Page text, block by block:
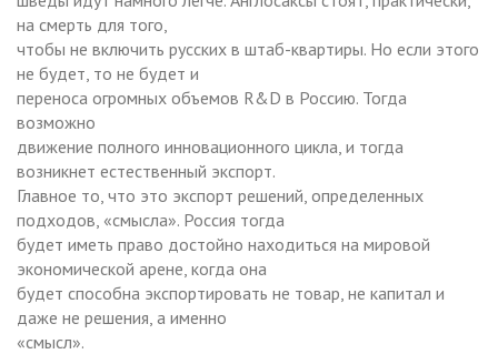
на смерть для того,
чтобы не включить русских в штаб-квартиры. Но если этого
не будет, то не будет и
переноса огромных объемов R&D в Россию. Тогда
возможно
движение полного инновационного цикла, и тогда
возникнет естественный экспорт.
Главное то, что это экспорт решений, определенных
подходов, «смысла». Россия тогда
будет иметь право достойно находиться на мировой
экономической арене, когда она
будет способна экспортировать не товар, не капитал и
даже не решения, а именно
«смысл».